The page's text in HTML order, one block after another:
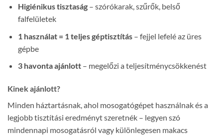
Higiénikus tisztaság– szórókarak, szűrők, belső
falfelületek
1 használat = 1 teljes géptisztítás– fejjel lefelé az üres
gépbe
3 havonta ajánlott– megelőzi a teljesítménycsökkenést
Kinek ajánlott?
Minden háztartásnak, ahol mosogatógépet használnak és a
legjobb tisztítási eredményt szeretnék – legyen szó
mindennapi mosogatásról vagy különlegesen makacs